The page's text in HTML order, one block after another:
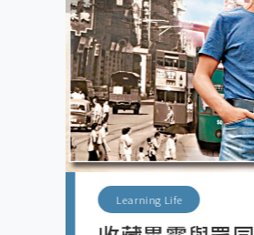
Column